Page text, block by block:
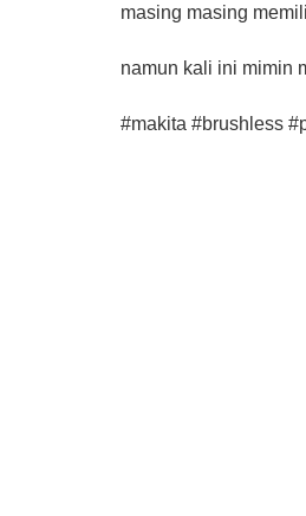
masing masing
namun kali ini mimin
#makita #brushless